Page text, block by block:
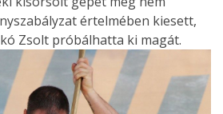
értelmében kiesett,
Zsolt próbálhatta ki magát.